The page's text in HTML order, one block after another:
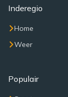
Inderegio
Home
Weer
Populair